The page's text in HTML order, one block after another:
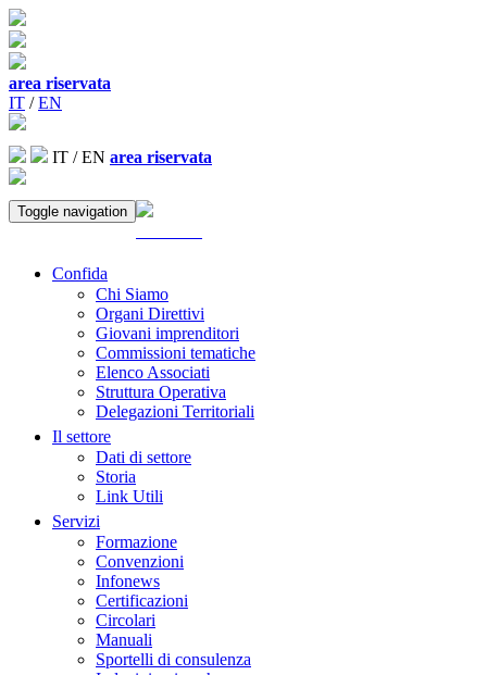
area riservata
IT /EN
IT /EN area riservata
Toggle navigation
Confida
Chi Siamo
Organi Direttivi
Giovani imprenditori
Commissioni tematiche
Elenco Associati
Struttura Operativa
Delegazioni Territoriali
Il settore
Dati di settore
Storia
Link Utili
Servizi
Formazione
Convenzioni
Infonews
Certificazioni
Circolari
Manuali
Sportelli di consulenza